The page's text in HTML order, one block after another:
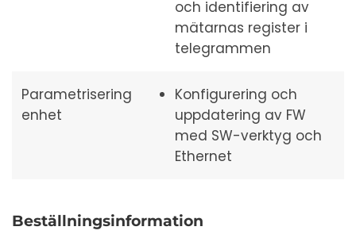
och identifiering av
mätarnas register i
telegrammen
Parametrisering
enhet
Konfigurering och
uppdatering av FW
med SW-verktyg och
Ethernet
Beställningsinformation